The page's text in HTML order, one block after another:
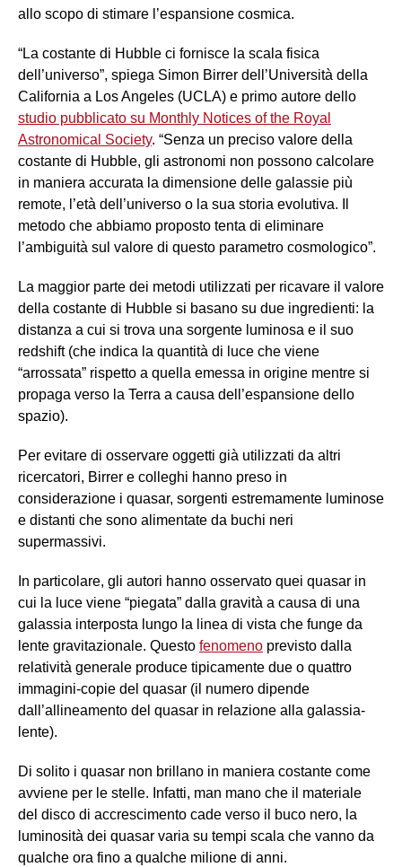
allo scopo di stimare l’espansione cosmica.
“La costante di Hubble ci fornisce la scala fisica
dell’universo”, spiega Simon Birrer dell’Università della
California a Los Angeles (UCLA) e primo autore dello
studio pubblicato su Monthly Notices of the Royal
Astronomical Society. “Senza un preciso valore della
costante di Hubble, gli astronomi non possono calcolare
in maniera accurata la dimensione delle galassie più
remote, l’età dell’universo o la sua storia evolutiva. Il
metodo che abbiamo proposto tenta di eliminare
l’ambiguità sul valore di questo parametro cosmologico”.
La maggior parte dei metodi utilizzati per ricavare il valore
della costante di Hubble si basano su due ingredienti: la
distanza a cui si trova una sorgente luminosa e il suo
redshift (che indica la quantità di luce che viene
“arrossata” rispetto a quella emessa in origine mentre si
propaga verso la Terra a causa dell’espansione dello
spazio).
Per evitare di osservare oggetti già utilizzati da altri
ricercatori, Birrer e colleghi hanno preso in
considerazione i quasar, sorgenti estremamente luminose
e distanti che sono alimentate da buchi neri
supermassivi.
In particolare, gli autori hanno osservato quei quasar in
cui la luce viene “piegata” dalla gravità a causa di una
galassia interposta lungo la linea di vista che funge da
lente gravitazionale. Questo fenomeno previsto dalla
relatività generale produce tipicamente due o quattro
immagini-copie del quasar (il numero dipende
dall’allineamento del quasar in relazione alla galassia-
lente).
Di solito i quasar non brillano in maniera costante come
avviene per le stelle. Infatti, man mano che il materiale
del disco di accrescimento cade verso il buco nero, la
luminosità dei quasar varia su tempi scala che vanno da
qualche ora fino a qualche milione di anni.